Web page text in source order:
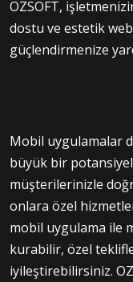
OZSOFT,
dostu ve estetik web
güçlendirmenize
Mobil uygulamalar
büyük bir
müşterilerinizle
onlara özel
mobil uygulama ile
kurabilir, özel
iyileştirebilirsiniz.